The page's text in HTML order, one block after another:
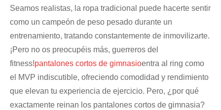
Seamos realistas, la ropa tradicional puede hacerte sentir
como un campeón de peso pesado durante un
entrenamiento, tratando constantemente de inmovilizarte.
¡Pero no os preocupéis más, guerreros del
fitness!pantalones cortos de gimnasioentra al ring como
el MVP indiscutible, ofreciendo comodidad y rendimiento
que elevan tu experiencia de ejercicio. Pero, ¿por qué
exactamente reinan los pantalones cortos de gimnasia?